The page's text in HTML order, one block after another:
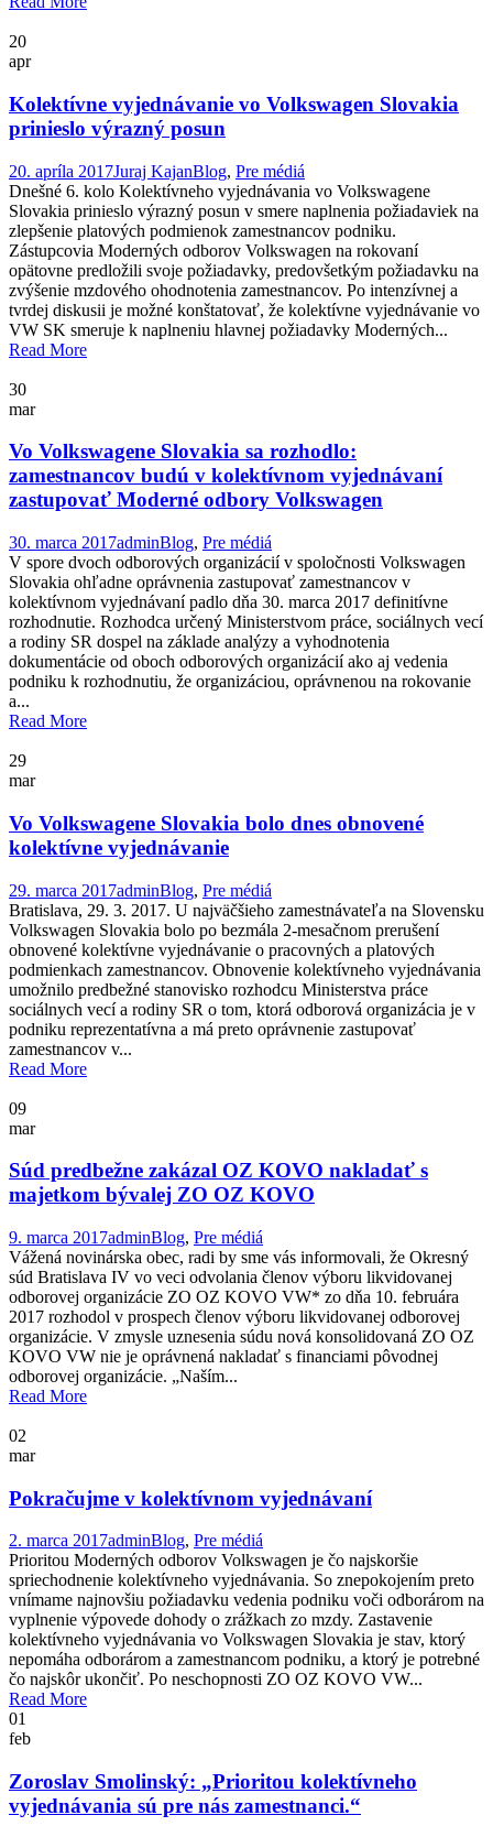
20
apr
Kolektívne vyjednávanie vo Volkswagen Slovakia
prinieslo výrazný posun
20. apríla 2017Juraj KajanBlog, Pre médiá
Dnešné 6. kolo Kolektívneho vyjednávania vo Volkswagene
Slovakia prinieslo výrazný posun v smere naplnenia požiadaviek na
zlepšenie platových podmienok zamestnancov podniku.
Zástupcovia Moderných odborov Volkswagen na rokovaní
opätovne predložili svoje požiadavky, predovšetkým požiadavku na
zvýšenie mzdového ohodnotenia zamestnancov. Po intenzívnej a
tvrdej diskusii je možné konštatovať, že kolektívne vyjednávanie vo
VW SK smeruje k naplneniu hlavnej požiadavky Moderných...
Read More
30
mar
Vo Volkswagene Slovakia sa rozhodlo:
zamestnancov budú v kolektívnom vyjednávaní
zastupovať Moderné odbory Volkswagen
30. marca 2017adminBlog, Pre médiá
V spore dvoch odborových organizácií v spoločnosti Volkswagen
Slovakia ohľadne oprávnenia zastupovať zamestnancov v
kolektívnom vyjednávaní padlo dňa 30. marca 2017 definitívne
rozhodnutie. Rozhodca určený Ministerstvom práce, sociálnych vecí
a rodiny SR dospel na základe analýzy a vyhodnotenia
dokumentácie od oboch odborových organizácií ako aj vedenia
podniku k rozhodnutiu, že organizáciou, oprávnenou na rokovanie
a...
Read More
29
mar
Vo Volkswagene Slovakia bolo dnes obnovené
kolektívne vyjednávanie
29. marca 2017adminBlog, Pre médiá
Bratislava, 29. 3. 2017. U najväčšieho zamestnávateľa na Slovensku
Volkswagen Slovakia bolo po bezmála 2-mesačnom prerušení
obnovené kolektívne vyjednávanie o pracovných a platových
podmienkach zamestnancov. Obnovenie kolektívneho vyjednávania
umožnilo predbežné stanovisko rozhodcu Ministerstva práce
sociálnych vecí a rodiny SR o tom, ktorá odborová organizácia je v
podniku reprezentatívna a má preto oprávnenie zastupovať
zamestnancov v...
Read More
09
mar
Súd predbežne zakázal OZ KOVO nakladať s
majetkom bývalej ZO OZ KOVO
9. marca 2017adminBlog, Pre médiá
Vážená novinárska obec, radi by sme vás informovali, že Okresný
súd Bratislava IV vo veci odvolania členov výboru likvidovanej
odborovej organizácie ZO OZ KOVO VW* zo dňa 10. februára
2017 rozhodol v prospech členov výboru likvidovanej odborovej
organizácie. V zmysle uznesenia súdu nová konsolidovaná ZO OZ
KOVO VW nie je oprávnená nakladať s financiami pôvodnej
odborovej organizácie. „Naším...
Read More
02
mar
Pokračujme v kolektívnom vyjednávaní
2. marca 2017adminBlog, Pre médiá
Prioritou Moderných odborov Volkswagen je čo najskoršie
spriechodnenie kolektívneho vyjednávania. So znepokojením preto
vnímame najnovšiu požiadavku vedenia podniku voči odborárom na
vyplnenie výpovede dohody o zrážkach zo mzdy. Zastavenie
kolektívneho vyjednávania vo Volkswagen Slovakia je stav, ktorý
nepomáha odborárom a zamestnancom podniku, a ktorý je potrebné
čo najskôr ukončiť. Po neschopnosti ZO OZ KOVO VW...
Read More
01
feb
Zoroslav Smolinský: „Prioritou kolektívneho
vyjednávania sú pre nás zamestnanci.“